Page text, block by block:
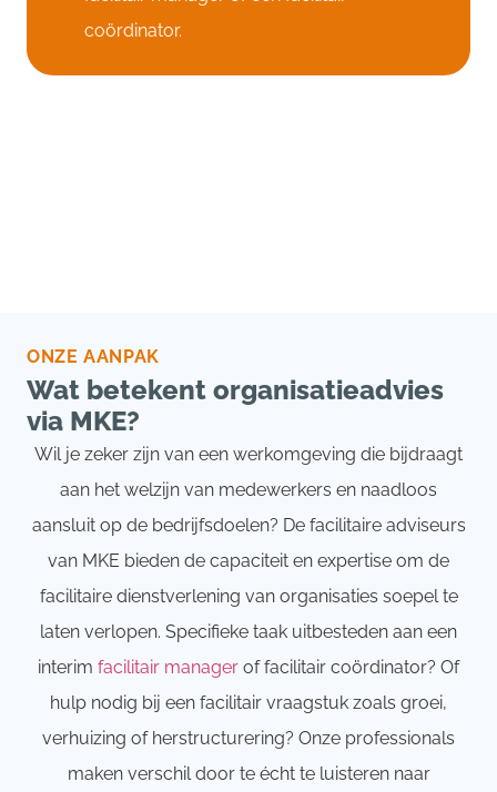
coördinator.
ONZE AANPAK
Wat betekent organisatieadvies
via MKE?
Wil je zeker zijn van een werkomgeving die bijdraagt
aan het welzijn van medewerkers en naadloos
aansluit op de bedrijfsdoelen? De facilitaire adviseurs
van MKE bieden de capaciteit en expertise om de
facilitaire dienstverlening van organisaties soepel te
laten verlopen. Specifieke taak uitbesteden aan een
interim facilitair manager of facilitair coördinator? Of
hulp nodig bij een facilitair vraagstuk zoals groei,
verhuizing of herstructurering? Onze professionals
maken verschil door te écht te luisteren naar